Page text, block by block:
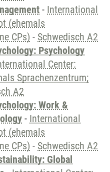
- International
(ehemals
CPs) - Schwedisch A2
Psychology
Center:
Sprachenzentrum;
A2
Work &
- International
(ehemals
CPs) - Schwedisch A2
Global